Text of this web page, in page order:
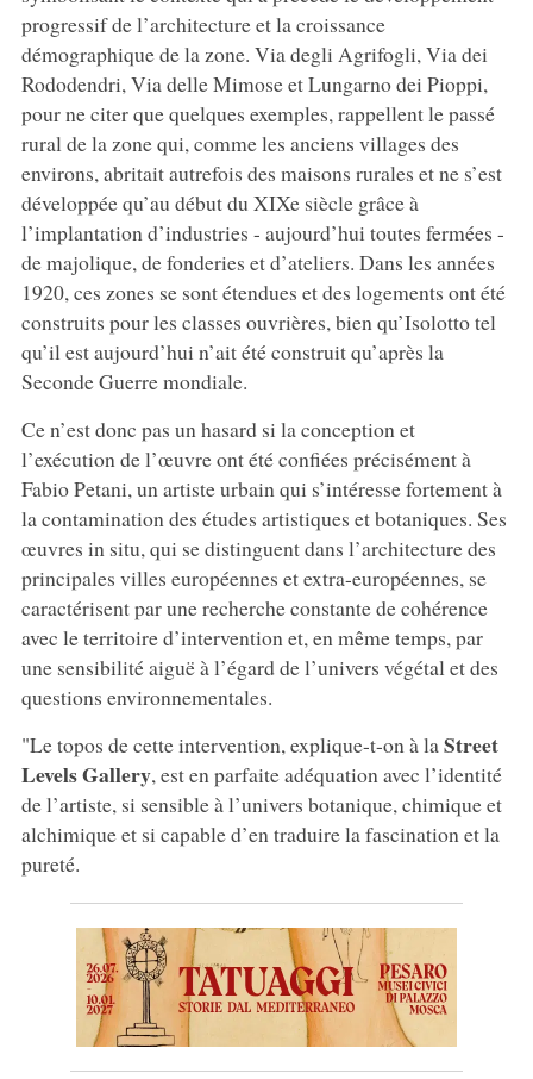
progressif de l’architecture et la croissance
démographique de la zone. Via degli Agrifogli, Via dei
Rododendri, Via delle Mimose et Lungarno dei Pioppi,
pour ne citer que quelques exemples, rappellent le passé
rural de la zone qui, comme les anciens villages des
environs, abritait autrefois des maisons rurales et ne s’est
développée qu’au début du XIXe siècle grâce à
l’implantation d’industries - aujourd’hui toutes fermées -
de majolique, de fonderies et d’ateliers. Dans les années
1920, ces zones se sont étendues et des logements ont été
construits pour les classes ouvrières, bien qu’Isolotto tel
qu’il est aujourd’hui n’ait été construit qu’après la
Seconde Guerre mondiale.
Ce n’est donc pas un hasard si la conception et
l’exécution de l’œuvre ont été confiées précisément à
Fabio Petani, un artiste urbain qui s’intéresse fortement à
la contamination des études artistiques et botaniques. Ses
œuvres in situ, qui se distinguent dans l’architecture des
principales villes européennes et extra-européennes, se
caractérisent par une recherche constante de cohérence
avec le territoire d’intervention et, en même temps, par
une sensibilité aiguë à l’égard de l’univers végétal et des
questions environnementales.
"Le topos de cette intervention, explique-t-on à la Street
Levels Gallery, est en parfaite adéquation avec l’identité
de l’artiste, si sensible à l’univers botanique, chimique et
alchimique et si capable d’en traduire la fascination et la
pureté.